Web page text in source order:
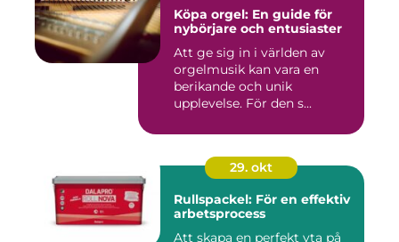
Köpa orgel: En guide för
nybörjare och entusiaster
Att ge sig in i världen av
orgelmusik kan vara en
berikande och unik
upplevelse. För den s...
29. okt
Rullspackel: För en effektiv
arbetsprocess
Att skapa en perfekt yta på